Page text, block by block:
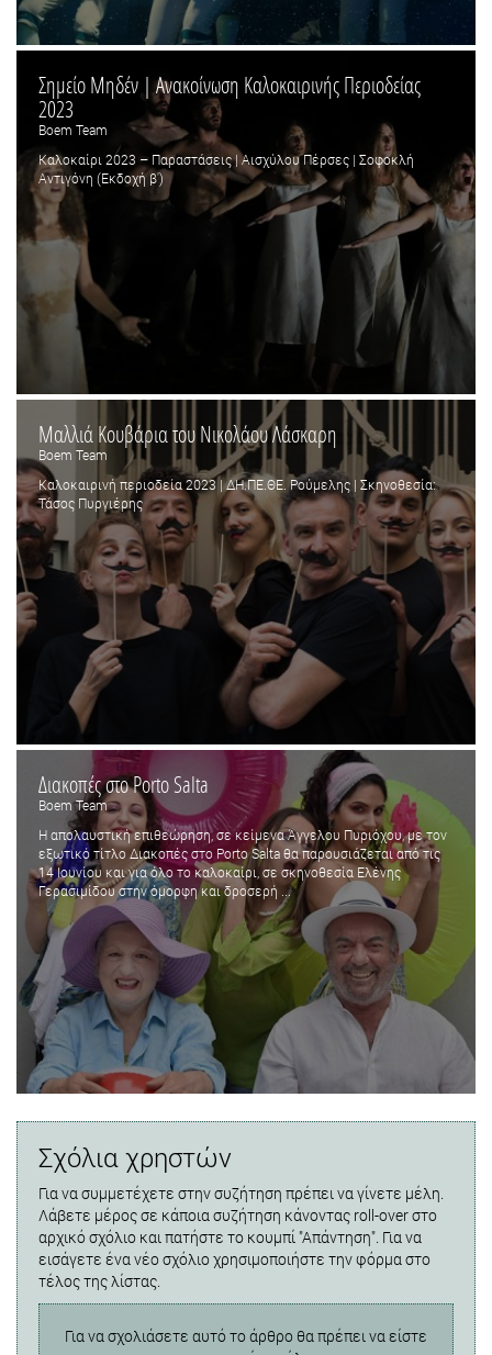
Σημείο Μηδέν | Ανακοίνωση Καλοκαιρινής Περιοδείας
2023
Boem Team
Καλοκαίρι 2023 – Παραστάσεις | Αισχύλου Πέρσες | Σοφοκλή
Αντιγόνη (Εκδοχή β')
Μαλλιά Κουβάρια του Νικολάου Λάσκαρη
Boem Team
Καλοκαιρινή περιοδεία 2023 | ΔΗ.ΠΕ.ΘΕ. Ρούμελης | Σκηνοθεσία:
Τάσος Πυργιέρης
Διακοπές στο Porto Salta
Boem Team
Η απολαυστική επιθεώρηση, σε κείμενα Άγγελου Πυριόχου, με τον
εξωτικό τίτλο Διακοπές στο Porto Salta θα παρουσιάζεται από τις
14 Ιουνίου και για όλο το καλοκαίρι, σε σκηνοθεσία Ελένης
Γερασιμίδου στην όμορφη και δροσερή ...
Σχόλια χρηστών
Για να συμμετέχετε στην συζήτηση πρέπει να γίνετε μέλη.
Λάβετε μέρος σε κάποια συζήτηση κάνοντας roll-over στο
αρχικό σχόλιο και πατήστε το κουμπί "Απάντηση". Για να
εισάγετε ένα νέο σχόλιο χρησιμοποιήστε την φόρμα στο
τέλος της λίστας.
Για να σχολιάσετε αυτό το άρθρο θα πρέπει να είστε